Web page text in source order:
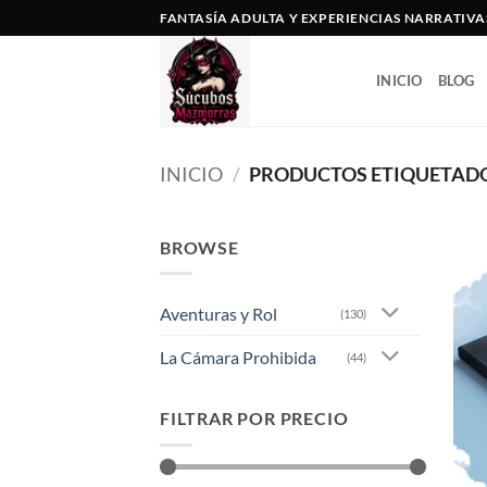
al
FANTASÍA ADULTA Y EXPERIENCIAS
INICIO BLOG
INICIO / PRODUCTOS
BROWSE
Aventuras y Rol (130)
La Cámara Prohibida (44)
FILTRAR POR PRECIO